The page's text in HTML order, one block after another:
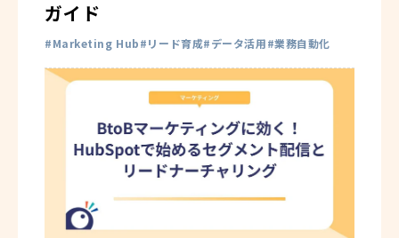
ガイド
Marketing Hub リード育成 データ活用 業務自動化